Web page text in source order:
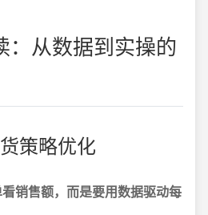
：从数据到实操的
策略优化
销售额，而是要用数据驱动每